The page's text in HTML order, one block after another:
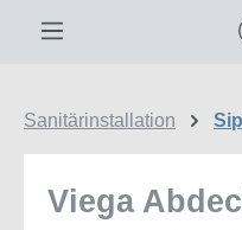
Sanitärinstallation
Viega